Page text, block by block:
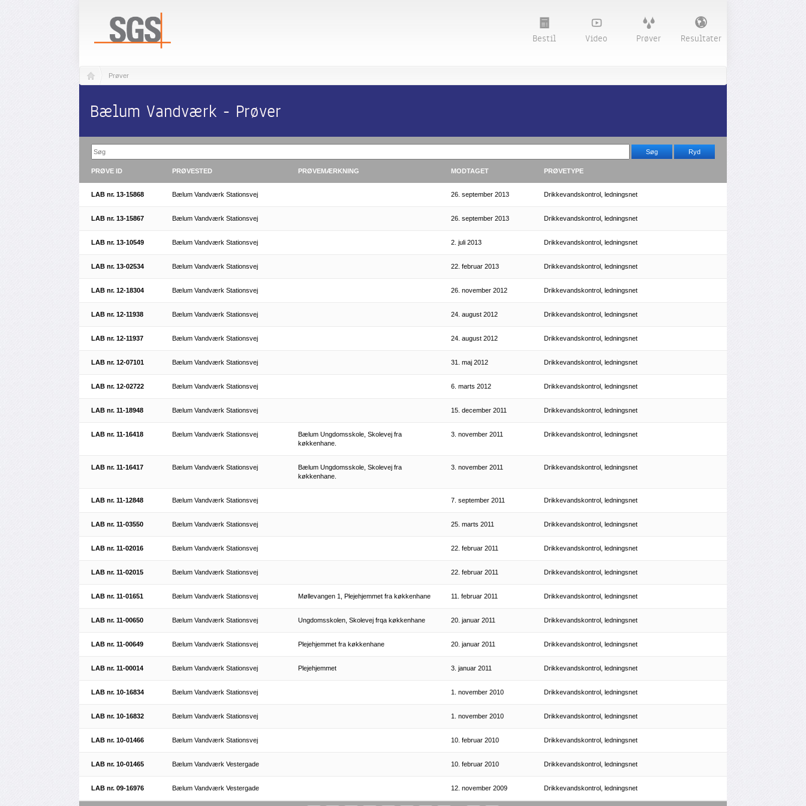
Bestil Video Prøver Resultater
Prøver
Bælum Vandværk - Prøver
PRØVE ID PRØVESTED PRØVEMÆRKNING MODTAGET PRØVETYPE
LAB nr. 13-15868 Bælum Vandværk Stationsvej 26. september 2013 Drikkevandskontrol, ledningsnet
LAB nr. 13-15867 Bælum Vandværk Stationsvej 26. september 2013 Drikkevandskontrol, ledningsnet
LAB nr. 13-10549 Bælum Vandværk Stationsvej 2. juli 2013 Drikkevandskontrol, ledningsnet
LAB nr. 13-02534 Bælum Vandværk Stationsvej 22. februar 2013 Drikkevandskontrol, ledningsnet
LAB nr. 12-18304 Bælum Vandværk Stationsvej 26. november 2012 Drikkevandskontrol, ledningsnet
LAB nr. 12-11938 Bælum Vandværk Stationsvej 24. august 2012 Drikkevandskontrol, ledningsnet
LAB nr. 12-11937 Bælum Vandværk Stationsvej 24. august 2012 Drikkevandskontrol, ledningsnet
LAB nr. 12-07101 Bælum Vandværk Stationsvej 31. maj 2012 Drikkevandskontrol, ledningsnet
LAB nr. 12-02722 Bælum Vandværk Stationsvej 6. marts 2012 Drikkevandskontrol, ledningsnet
LAB nr. 11-18948 Bælum Vandværk Stationsvej 15. december 2011 Drikkevandskontrol, ledningsnet
LAB nr. 11-16418 Bælum Vandværk Stationsvej
Bælum Ungdomsskole, Skolevej fra
køkkenhane.
3. november 2011 Drikkevandskontrol, ledningsnet
LAB nr. 11-16417 Bælum Vandværk Stationsvej
Bælum Ungdomsskole, Skolevej fra
køkkenhane.
3. november 2011 Drikkevandskontrol, ledningsnet
LAB nr. 11-12848 Bælum Vandværk Stationsvej 7. september 2011 Drikkevandskontrol, ledningsnet
LAB nr. 11-03550 Bælum Vandværk Stationsvej 25. marts 2011 Drikkevandskontrol, ledningsnet
LAB nr. 11-02016 Bælum Vandværk Stationsvej 22. februar 2011 Drikkevandskontrol, ledningsnet
LAB nr. 11-02015 Bælum Vandværk Stationsvej 22. februar 2011 Drikkevandskontrol, ledningsnet
LAB nr. 11-01651 Bælum Vandværk Stationsvej Møllevangen 1, Plejehjemmet fra køkkenhane 11. februar 2011 Drikkevandskontrol, ledningsnet
LAB nr. 11-00650 Bælum Vandværk Stationsvej Ungdomsskolen, Skolevej frqa køkkenhane 20. januar 2011 Drikkevandskontrol, ledningsnet
LAB nr. 11-00649 Bælum Vandværk Stationsvej Plejehjemmet fra køkkenhane 20. januar 2011 Drikkevandskontrol, ledningsnet
LAB nr. 11-00014 Bælum Vandværk Stationsvej Plejehjemmet 3. januar 2011 Drikkevandskontrol, ledningsnet
LAB nr. 10-16834 Bælum Vandværk Stationsvej 1. november 2010 Drikkevandskontrol, ledningsnet
LAB nr. 10-16832 Bælum Vandværk Stationsvej 1. november 2010 Drikkevandskontrol, ledningsnet
LAB nr. 10-01466 Bælum Vandværk Stationsvej 10. februar 2010 Drikkevandskontrol, ledningsnet
LAB nr. 10-01465 Bælum Vandværk Vestergade 10. februar 2010 Drikkevandskontrol, ledningsnet
LAB nr. 09-16976 Bælum Vandværk Vestergade 12. november 2009 Drikkevandskontrol, ledningsnet